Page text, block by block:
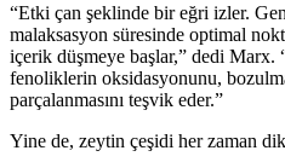
“Etki çan şeklinde bir eğri izler.
malaksasyon süresinde optimal
içerik düşmeye başlar,” dedi Marx.
fenoliklerin oksidasyonunu,
parçalanmasını teşvik eder.”
Yine de, zeytin çeşidi her zaman